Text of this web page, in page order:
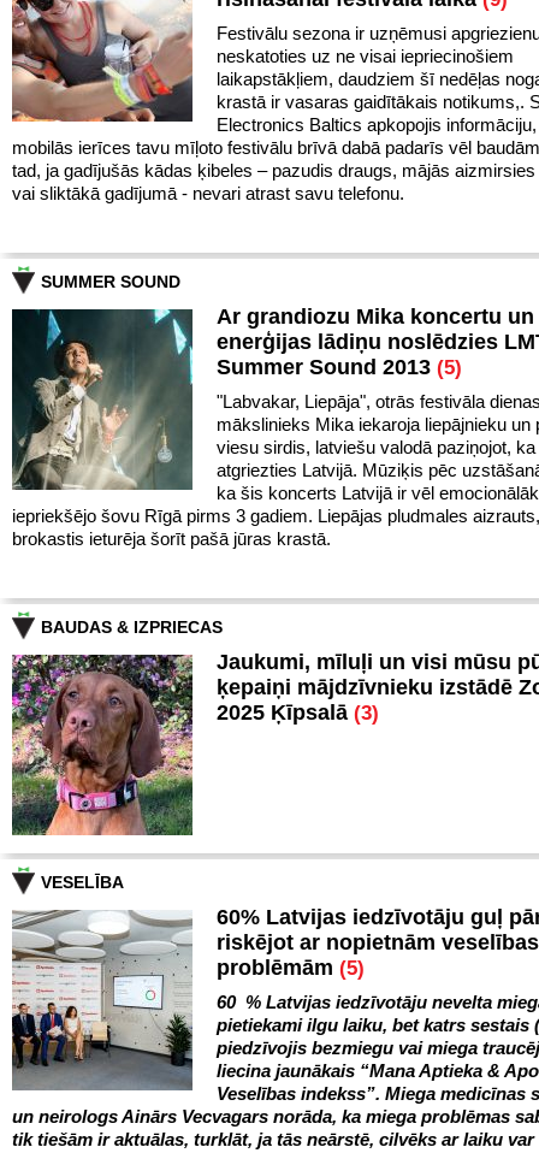
Festivālu sezona ir uzņēmusi
neskatoties uz ne visai iepriecinošiem
laikapstākļiem, daudziem šī nedēļas
krastā ir vasaras gaidītākais notikums,.
Electronics Baltics apkopojis
mobilās ierīces tavu mīļoto festivālu brīvā dabā padarīs vēl
tad, ja gadījušās kādas ķibeles – pazudis draugs, mājās aizmirsies
vai sliktākā gadījumā - nevari atrast savu telefonu.
SUMMER SOUND
Ar grandiozu Mika koncertu
enerģijas lādiņu noslēdzies
Summer Sound 2013 (5)
"Labvakar, Liepāja", otrās festivāla
mākslinieks Mika iekaroja liepājnieku un
viesu sirdis, latviešu valodā paziņojot,
atgriezties Latvijā. Mūziķis pēc
ka šis koncerts Latvijā ir vēl
iepriekšējo šovu Rīgā pirms 3 gadiem. Liepājas pludmales
brokastis ieturēja šorīt pašā jūras krastā.
BAUDAS & IZPRIECAS
Jaukumi, mīluļi un visi mūsu
ķepaiņi mājdzīvnieku izstādē
2025 Ķīpsalā (3)
VESELĪBA
60% Latvijas iedzīvotāju guļ
riskējot ar nopietnām veselības
problēmām (5)
60 % Latvijas iedzīvotāju nevelta
pietiekami ilgu laiku, bet katrs sestais
piedzīvojis bezmiegu vai miega
liecina jaunākais “Mana Aptieka &
Veselības indekss”. Miega medicīnas
un neirologs Ainārs Vecvagars norāda, ka miega problēmas
tik tiešām ir aktuālas, turklāt, ja tās neārstē, cilvēks ar laiku var